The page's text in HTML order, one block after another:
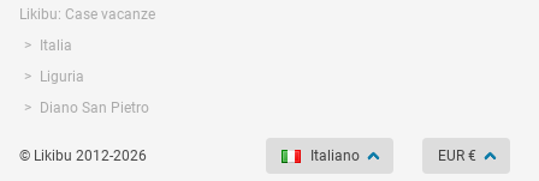
Likibu: Case vacanze
Italia
Liguria
Diano San Pietro
© Likibu 2012-2026 Italiano EUR €